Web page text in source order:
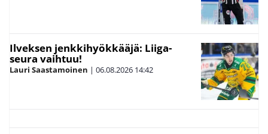
Ilveksen jenkkihyökkääjä: Liiga-
seura vaihtuu!
Lauri Saastamoinen | 06.08.2026 14:42